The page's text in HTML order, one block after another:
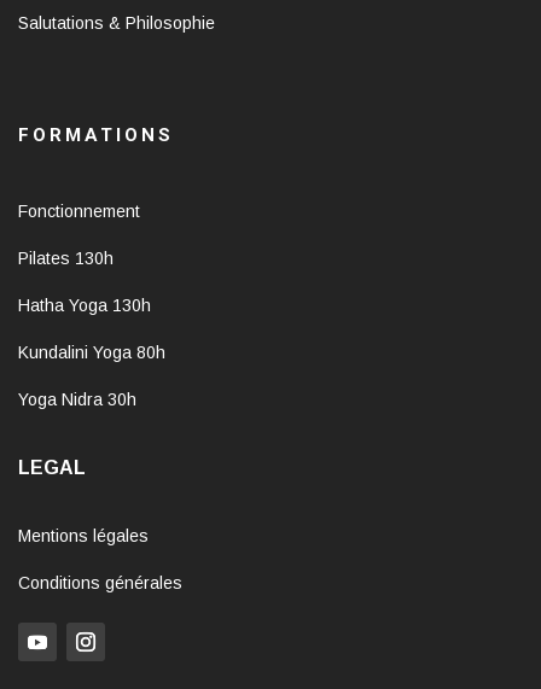
Salutations & Philosophie
FORMATIONS
Fonctionnement
Pilates 130h
Hatha Yoga 130h
Kundalini Yoga 80h
Yoga Nidra 30h
LEGAL
Mentions légales
Conditions générales